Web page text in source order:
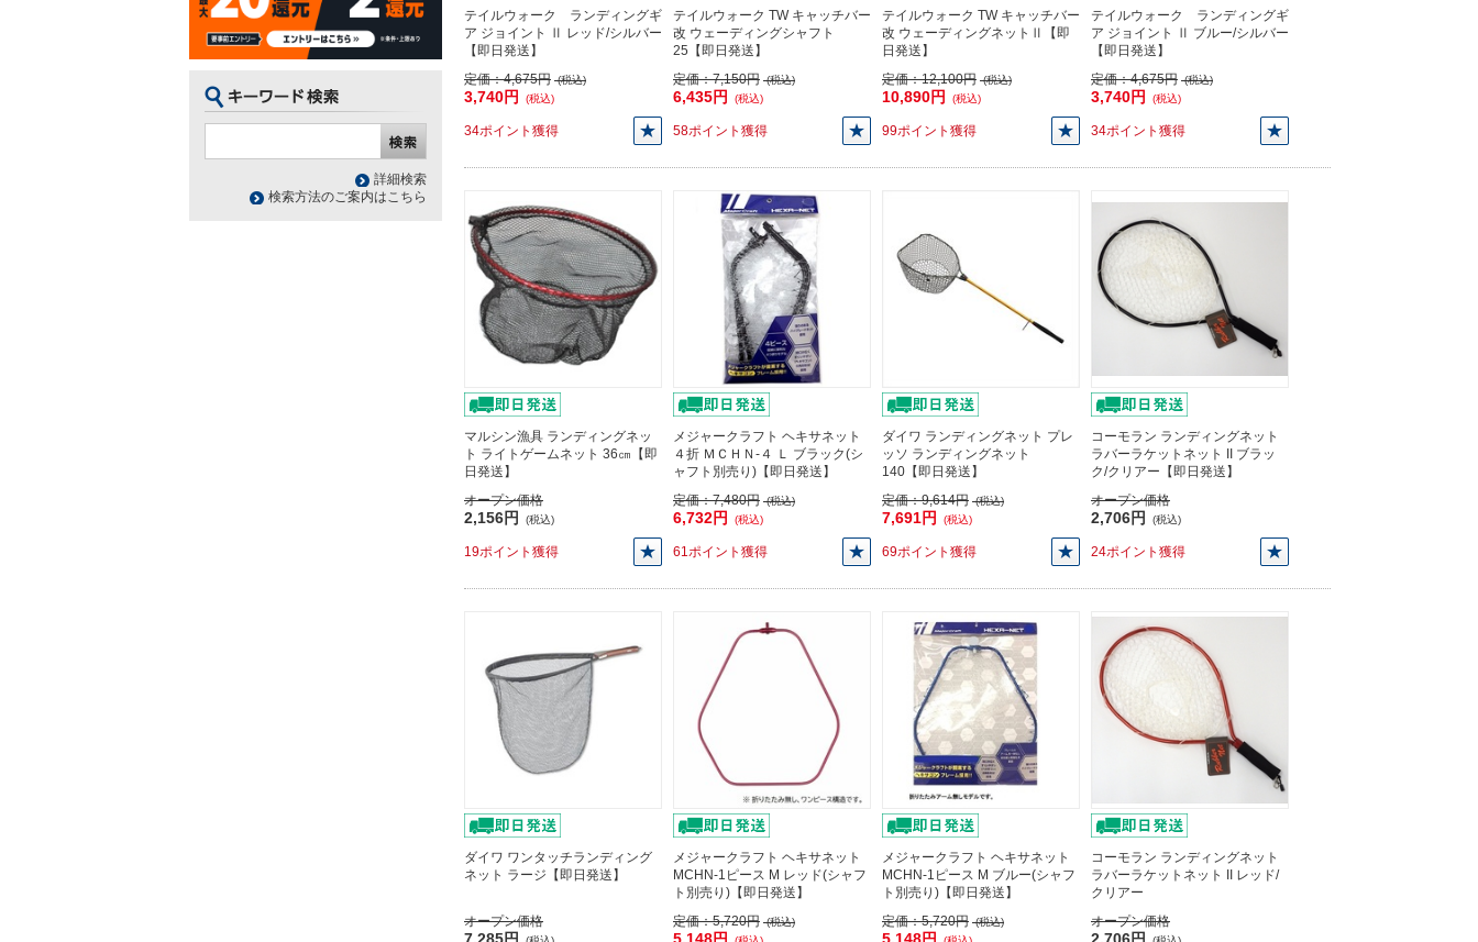
テイルウォーク ランディングギ
ア ジョイント Ⅱ レッド/シルバー
【即日発送】
定価：4,675円 (税込)
3,740円 (税込)
34ポイント獲得
テイルウォーク TW キャッチバー
改 ウェーディングシャフト
25【即日発送】
定価：7,150円 (税込)
6,435円 (税込)
58ポイント獲得
テイルウォーク TW キャッチバー
改 ウェーディングネットⅡ【即
日発送】
定価：12,100円 (税込)
10,890円 (税込)
99ポイント獲得
テイルウォーク ランディングギ
ア ジョイント Ⅱ ブルー/シルバー
【即日発送】
定価：4,675円 (税込)
3,740円 (税込)
34ポイント獲得
マルシン漁具 ランディングネッ
ト ライトゲームネット 36㎝【即
日発送】
オープン価格
2,156円 (税込)
19ポイント獲得
メジャークラフト ヘキサネット
４折 ＭＣＨＮ-４ Ｌ ブラック(シ
ャフト別売り)【即日発送】
定価：7,480円 (税込)
6,732円 (税込)
61ポイント獲得
ダイワ ランディングネット プレ
ッソ ランディングネット
140【即日発送】
定価：9,614円 (税込)
7,691円 (税込)
69ポイント獲得
コーモラン ランディングネット
ラバーラケットネット II ブラッ
ク/クリアー【即日発送】
オープン価格
2,706円 (税込)
24ポイント獲得
ダイワ ワンタッチランディング
ネット ラージ【即日発送】
オープン価格
メジャークラフト ヘキサネット
MCHN-1ピース M レッド(シャフ
ト別売り)【即日発送】
定価：5,720円 (税込)
メジャークラフト ヘキサネット
MCHN-1ピース M ブルー(シャフ
ト別売り)【即日発送】
定価：5,720円 (税込)
コーモラン ランディングネット
ラバーラケットネット II レッド/
クリアー
オープン価格
詳細検索
検索方法のご案内はこちら